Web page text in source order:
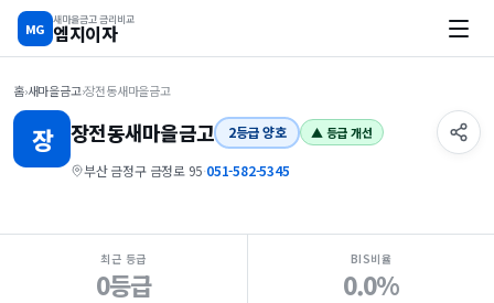
MG
새마을금고 금리비교
엠지이자
홈›새마을금고›장전동새마을금고
장 장전동새마을금고 2등급 양호 ▲ 등급 개선
부산 금정구 금정로 95·051-582-5345
지점 핵심 지표 요약
최근 등급
0등급
BIS비율
0.0%